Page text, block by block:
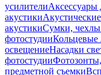
усилителиАксессуары
акустики
акустикиСумки, чехлы
фотостудии
освещениеНасадки
фотостудии
предметной съемки